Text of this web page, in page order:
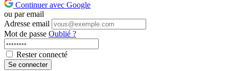
Continuer avec Google
ou par email
Adresse email
Mot de passe Oublié ?
Rester connecté
Se connecter